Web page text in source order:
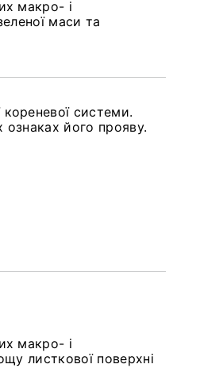
макро- і
маси та
системи.
його прояву.
макро- і
листкової поверхні